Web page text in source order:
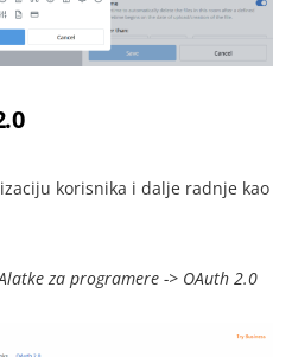
korisnika i dalje radnje kao
za programere -> OAuth 2.0